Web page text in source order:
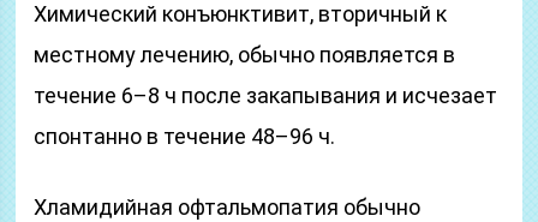
Химический конъюнктивит, вторичный к
местному лечению, обычно появляется в
течение 6–8 ч после закапывания и исчезает
спонтанно в течение 48–96 ч.
Хламидийная офтальмопатия обычно